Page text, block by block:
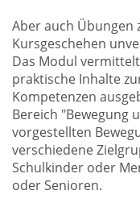
Aber auch Übungen
Kursgeschehen
Das Modul
praktische Inhalte
Kompetenzen
Bereich "Bewegung
vorgestellten
verschiedene
Schulkinder oder
oder Senioren.